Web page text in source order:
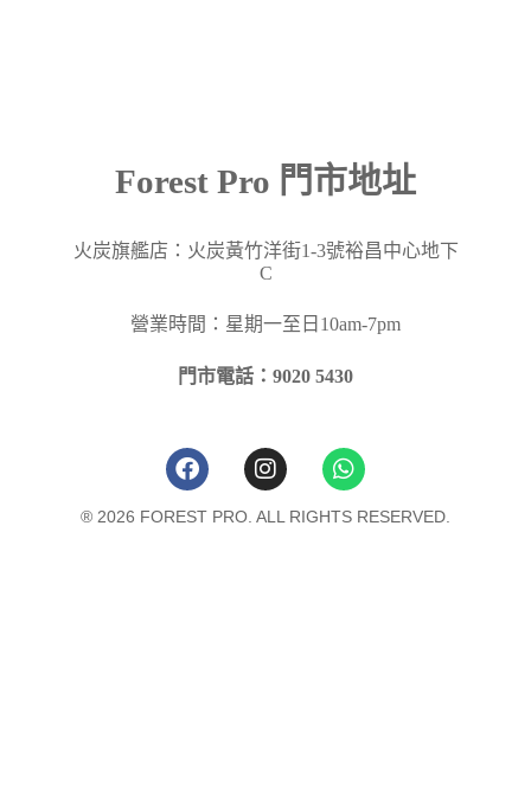
Forest Pro 門市地址
火炭旗艦店：火炭黃竹洋街1-3號裕昌中心地下
C
營業時間：星期一至日10am-7pm
門市電話：9020 5430
® 2026 FOREST PRO. ALL RIGHTS RESERVED.